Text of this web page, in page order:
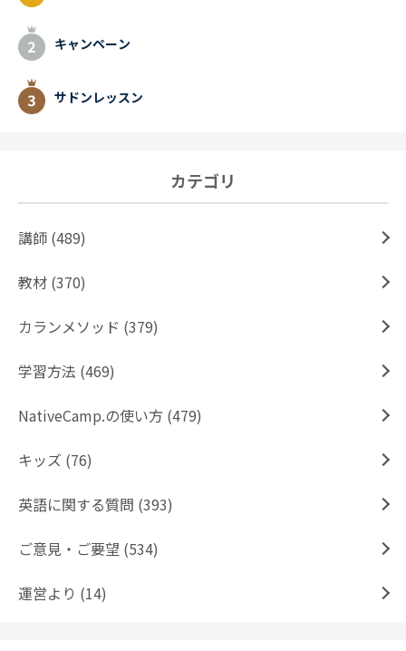
キャンペーン
サドンレッスン
カテゴリ
講師 (489)
教材 (370)
カランメソッド (379)
学習方法 (469)
NativeCamp.の使い方 (479)
キッズ (76)
英語に関する質問 (393)
ご意見・ご要望 (534)
運営より (14)